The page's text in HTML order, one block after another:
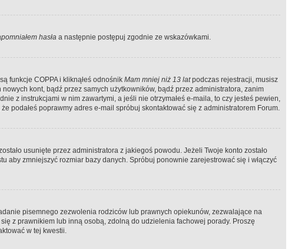
hasła a następnie postępuj zgodnie ze wskazówkami.
funkcje COPPA i kliknąłeś odnośnik Mam mniej niż 13 latpodczas rejestracji, musisz
kont, bądź przez samych użytkowników, bądź przez administratora, zanim
z instrukcjami w nim zawartymi, a jeśli nie otrzymałeś e-maila, to czy jesteś pewien,
podałeś poprawmy adres e-mail spróbuj skontaktować się z administratorem Forum.
usunięte przez administratora z jakiegoś powodu. Jeżeli Twoje konto zostało
aby zmniejszyć rozmiar bazy danych. Spróbuj ponownie zarejestrować się i włączyć
pisemnego zezwolenia rodziców lub prawnych opiekunów, zezwalające na
z prawnikiem lub inną osobą, zdolną do udzielenia fachowej porady. Proszę
w tej kwestii.